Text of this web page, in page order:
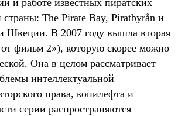
и работе известных пиратских
страны: The Pirate Bay, Piratbyrån и
Швеции. В 2007 году вышла вторая
фильм 2»), которую скорее можно
Она в целом рассматривает
интеллектуальной
права, копилефта и
серии распространяются